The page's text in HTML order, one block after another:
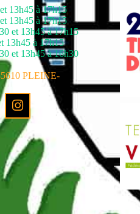
13h45 à 17h15
13h45 à 17h15
et 13h45 à 17h15
13h45 à 17h15
et 13h45 à 16h30
PLEINE-